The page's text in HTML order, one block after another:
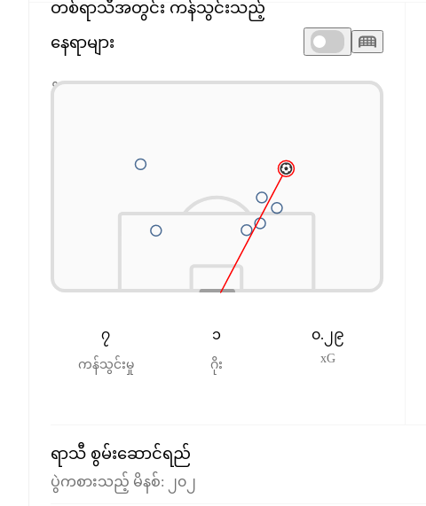
တစ်ရာသီအတွင်း ကန်သွင်းသည့်
နေရာများ
ဂိုးပေါက်တည့်: ၁၄%
၇
ကန်သွင်းမှု
၁
ဂိုး
၀.၂၉
xG
ရာသီ စွမ်းဆောင်ရည်
ပွဲကစားသည့် မိနစ်: ၂၀၂